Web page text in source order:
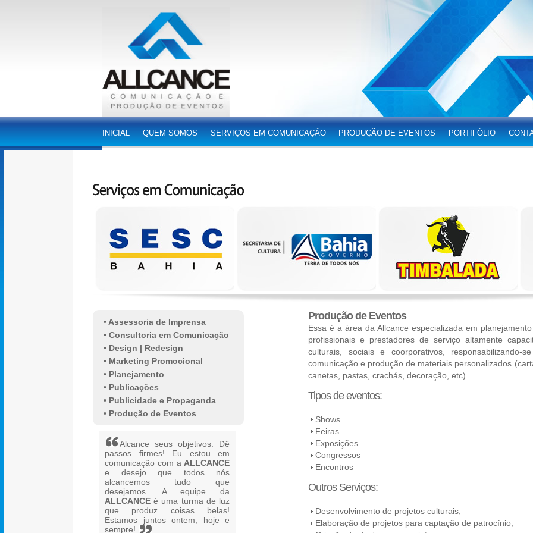
INICIAL QUEM SOMOS SERVIÇOS EM COMUNICAÇÃO PRODUÇÃO DE EVENTOS PORTIFÓLIO
• Assessoria de Imprensa
• Consultoria em Comunicação
• Design | Redesign
• Marketing Promocional
• Planejamento
• Publicações
• Publicidade e Propaganda
• Produção de Eventos
Produção de Eventos
Essa é a área da Allcance especializada em
profissionais e prestadores de serviço altamente
culturais, sociais e coorporativos,
comunicação e produção de materiais personalizados
canetas, pastas, crachás, decoração, etc).
Tipos de eventos:
Shows
Feiras
Exposições
Congressos
Encontros
Outros Serviços:
Desenvolvimento de projetos culturais;
Elaboração de projetos para captação de patrocínio;
Alcance seus objetivos. Dê
passos firmes! Eu estou em
comunicação com a ALLCANCE
e desejo que todos nós
alcancemos tudo que
desejamos. A equipe da
ALLCANCE é uma turma de luz
que produz coisas belas!
Estamos juntos ontem, hoje e
sempre!